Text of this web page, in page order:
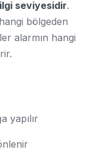
seviyesidir.
bölgeden
alarmın hangi
yapılır